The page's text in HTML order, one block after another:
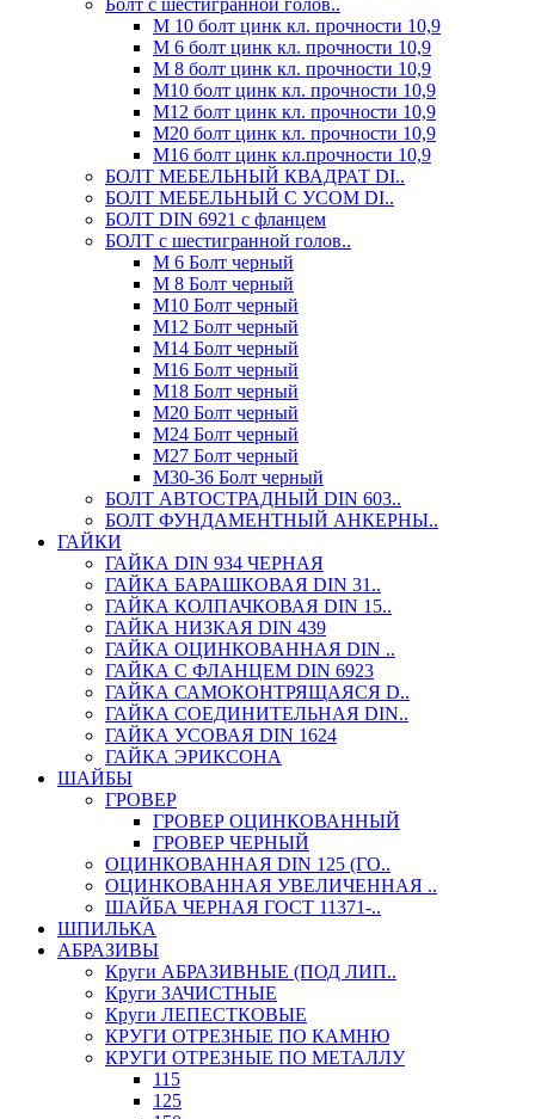
Болт с шестигранной голов..
М 10 болт цинк кл. прочности 10,9
М 6 болт цинк кл. прочности 10,9
М 8 болт цинк кл. прочности 10,9
М10 болт цинк кл. прочности 10,9
М12 болт цинк кл. прочности 10,9
М20 болт цинк кл. прочности 10,9
М16 болт цинк кл.прочности 10,9
БОЛТ МЕБЕЛЬНЫЙ КВАДРАТ DI..
БОЛТ МЕБЕЛЬНЫЙ С УСОМ DI..
БОЛТ DIN 6921 c фланцем
БОЛТ с шестигранной голов..
М 6 Болт черный
М 8 Болт черный
М10 Болт черный
М12 Болт черный
М14 Болт черный
М16 Болт черный
М18 Болт черный
М20 Болт черный
М24 Болт черный
М27 Болт черный
М30-36 Болт черный
БОЛТ АВТОСТРАДНЫЙ DIN 603..
БОЛТ ФУНДАМЕНТНЫЙ АНКЕРНЫ..
ГАЙКИ
ГАЙКА DIN 934 ЧЕРНАЯ
ГАЙКА БАРАШКОВАЯ DIN 31..
ГАЙКА КОЛПАЧКОВАЯ DIN 15..
ГАЙКА НИЗКАЯ DIN 439
ГАЙКА ОЦИНКОВАННАЯ DIN ..
ГАЙКА С ФЛАНЦЕМ DIN 6923
ГАЙКА САМОКОНТРЯЩАЯСЯ D..
ГАЙКА СОЕДИНИТЕЛЬНАЯ DIN..
ГАЙКА УСОВАЯ DIN 1624
ГАЙКА ЭРИКСОНА
ШАЙБЫ
ГРОВЕР
ГРОВЕР ОЦИНКОВАННЫЙ
ГРОВЕР ЧЕРНЫЙ
ОЦИНКОВАННАЯ DIN 125 (ГО..
ОЦИНКОВАННАЯ УВЕЛИЧЕННАЯ ..
ШАЙБА ЧЕРНАЯ ГОСТ 11371-..
ШПИЛЬКА
АБРАЗИВЫ
Круги АБРАЗИВНЫЕ (ПОД ЛИП..
Круги ЗАЧИСТНЫЕ
Круги ЛЕПЕСТКОВЫЕ
КРУГИ ОТРЕЗНЫЕ ПО КАМНЮ
КРУГИ ОТРЕЗНЫЕ ПО МЕТАЛЛУ
115
125